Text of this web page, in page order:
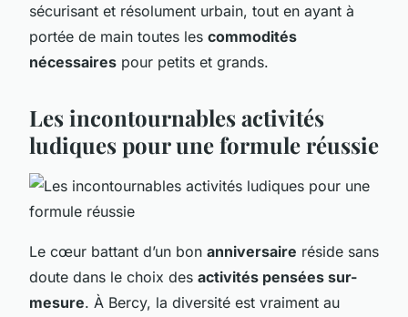
sécurisant et résolument urbain, tout en ayant à
portée de main toutes les commodités
nécessaires pour petits et grands.
Les incontournables activités
ludiques pour une formule réussie
Le cœur battant d’un bon anniversaire réside sans
doute dans le choix des activités pensées sur-
mesure. À Bercy, la diversité est vraiment au